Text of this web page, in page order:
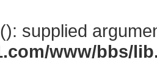
supplied
www/bbs/